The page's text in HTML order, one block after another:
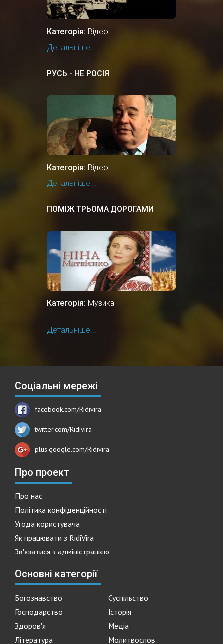
Категорія: Відео
Детальніше...
РУСЬ - НЕ РОСІЯ
Категорія: Відео
Детальніше...
ПОМІЖ ТРЬОМА ДОРОГАМИ
Категорія: Музика
Детальніше...
Соціальні мережі
facebook.com/Ridivira
twitter.com/Ridivira
plus.google.com/Ridivira
Про проект
Про нас
Політика конфіденційності
Угода користувача
Як працювати з RidiVira
Зв'язатися з адміністрацією
Основні категорії
Богознавство
Суспільство
Господарство
Історія
Здоров'я
Медіа
Література
Молитвослов